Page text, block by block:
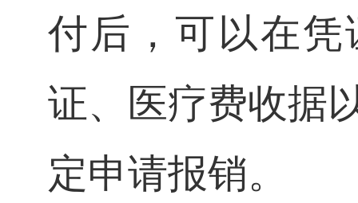
付后，可以在
证、医疗费收据
定申请报销。